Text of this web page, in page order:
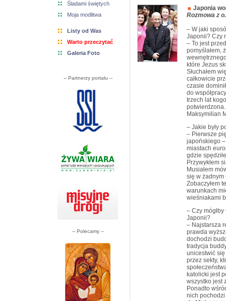
Śladami świętych
Moja modlitwa
Listy od Was
Warto przeczytać
Galeria Foto
-- Partnerzy portalu --
-- Polecamy --
Japonia
Rozmowa z
– W jaki
Japonii? Czy
– To jest
pomyślałem,
które Jezus
Słuchałem
całkowicie
czasie
do
trzech lat
Maksymilian
– Jakie były
– Pierwsze
japońskiego
miastach
gdzie
Przywykłem
Musiałem
się w żadnym
Zobaczyłem
warunkach
wieśniakami
– Czy
Japonii?
– Najstarsza
prawda
dochodzi
tradycja
unicestwić
przez sekty,
katolicki jest
wszystko jest
Ponadto
nich